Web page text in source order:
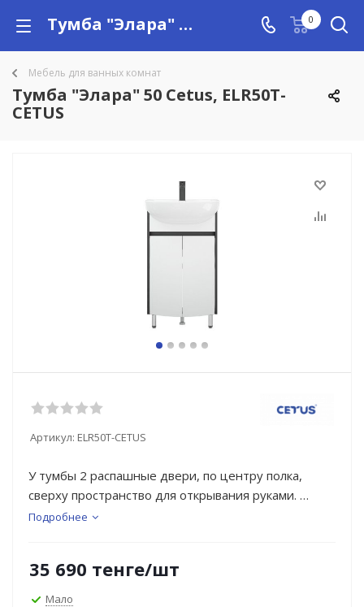
Тумба "Элара" 50 Cetus, ELR50T-CETUS купить в Алматы с доставкой по Казахстану, цены 0
Мебель для ванных комнат
Тумба "Элара" 50 Cetus, ELR50T-
CETUS
Артикул: ELR50T-CETUS
У тумбы 2 распашные двери, по центру полка,
сверху пространство для открывания руками.
Каждая дверь имеет 1 петлю с доводчиком, 1
пластиковой.
Корпус ЛДСП "Чёрный шагрень" 16 мм, фасады и
Подробнее
35 690 тенге/шт
Мало